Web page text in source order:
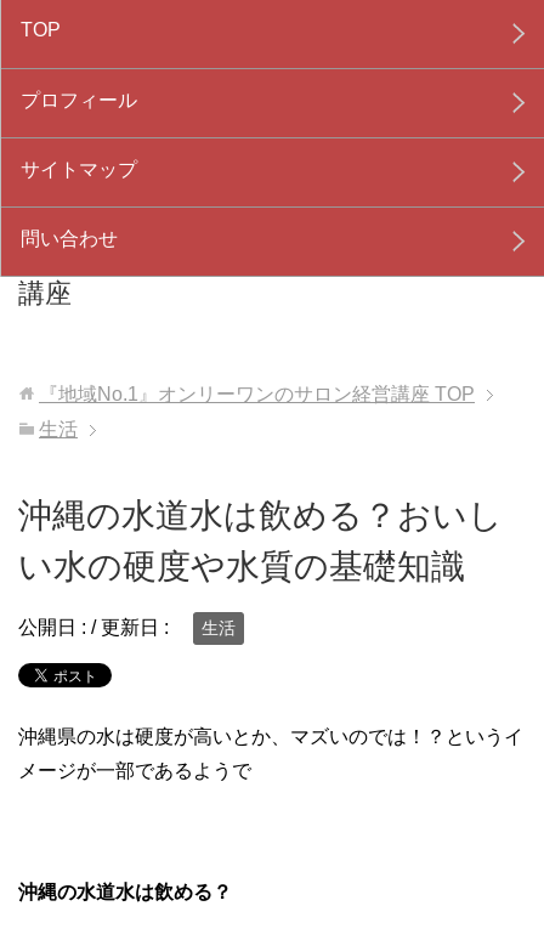
『地域No.1』オンリーワンのサロン経営
講座
TOP
プロフィール
サイトマップ
問い合わせ
『地域No.1』オンリーワンのサロン経営講座 TOP
生活
沖縄の水道水は飲める？おいし
い水の硬度や水質の基礎知識
公開日 : / 更新日 : 生活
沖縄県の水は硬度が高いとか、マズいのでは！？というイ
メージが一部であるようで
沖縄の水道水は飲める？